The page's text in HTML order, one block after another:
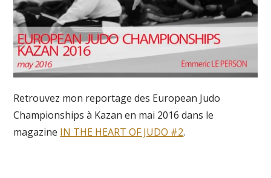
Retrouvez mon reportage des European Judo
Championships à Kazan en mai 2016 dans le
magazine IN THE HEART OF JUDO #2.